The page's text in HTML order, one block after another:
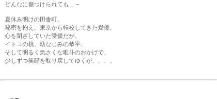
どんなに傷つけられても…－
夏休み明けの田舎町。
秘密を抱え、東京から転校してきた愛優。
心を閉ざしていた愛優だが、
イトコの桃、幼なじみの恭平、
そして明るく気さくな唯斗のおかげで、
少しずつ笑顔を取り戻してゆくが、、、。